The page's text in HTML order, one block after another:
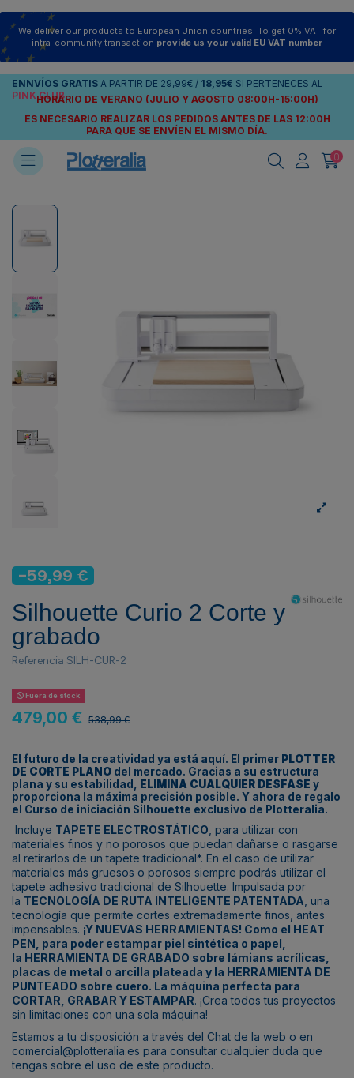
We deliver our products to European Union countries. To get 0% VAT for
intra-community transaction provide us your valid EU VAT number
ENNVÍOS GRATIS A PARTIR DE 29,99€ / 18,95€ SI PERTENECES AL
PINK CLUB
HORARIO DE VERANO (JULIO Y AGOSTO 08:00H-15:00H)
ES NECESARIO REALIZAR LOS PEDIDOS ANTES DE LAS 12:00H
PARA QUE SE ENVÍEN EL MISMO DÍA.
0
-59,99 €
Silhouette Curio 2 Corte y
grabado
Referencia SILH-CUR-2
Fuera de stock
479,00 € 538,99 €
El futuro de la creatividad ya está aquí. El primer PLOTTER
DE CORTE PLANO del mercado. Gracias a su estructura
plana y su estabilidad,
ELIMINA CUALQUIER DESFASE y
proporciona la máxima precisión posible. Y ahora de regalo
el Curso de iniciación Silhouette exclusivo de Plotteralia.
Incluye TAPETE ELECTROSTÁTICO, para utilizar con
materiales finos y no porosos que puedan dañarse o rasgarse
al retirarlos de un tapete tradicional*. En el caso de utilizar
materiales más gruesos o porosos siempre podrás utilizar el
tapete adhesivo tradicional de Silhouette. Impulsada por
la TECNOLOGÍA DE RUTA INTELIGENTE PATENTADA, una
tecnología que permite cortes extremadamente finos, antes
impensables. ¡Y NUEVAS HERRAMIENTAS! Como el HEAT
PEN, para poder estampar piel sintética o papel,
la HERRAMIENTA DE GRABADO sobre lámians acrílicas,
placas de metal o arcilla plateada y la HERRAMIENTA DE
PUNTEADO sobre cuero. La máquina perfecta para
CORTAR, GRABAR Y ESTAMPAR. ¡Crea todos tus proyectos
sin limitaciones con una sola máquina!
Estamos a tu disposición a través del Chat de la web o en
comercial@plotteralia.es para consultar cualquier duda que
tengas sobre el uso de este producto.